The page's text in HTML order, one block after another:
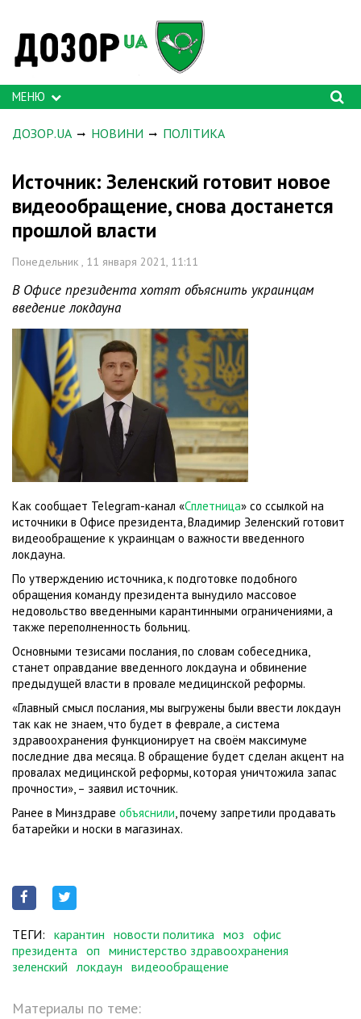
МЕНЮ
ДОЗОР.UA НОВИНИ ПОЛІТИКА
Источник: Зеленский готовит новое
видеообращение, снова достанется
прошлой власти
Понедельник , 11 января 2021, 11:11
В Офисе президента хотят объяснить украинцам
введение локдауна
Как сообщает Telegram-канал «Сплетница» со ссылкой на
источники в Офисе президента, Владимир Зеленский готовит
видеообращение к украинцам о важности введенного
локдауна.
По утверждению источника, к подготовке подобного
обращения команду президента вынудило массовое
недовольство введенными карантинными ограничениями, а
также переполненность больниц.
Основными тезисами послания, по словам собеседника,
станет оправдание введенного локдауна и обвинение
предыдущей власти в провале медицинской реформы.
«Главный смысл послания, мы выгружены были ввести локдаун
так как не знаем, что будет в феврале, а система
здравоохранения функционирует на своём максимуме
последние два месяца. В обращение будет сделан акцент на
провалах медицинской реформы, которая уничтожила запас
прочности», – заявил источник.
Ранее в Минздраве объяснили, почему запретили продавать
батарейки и носки в магазинах.
ТЕГИ: карантин новости политика моз офис
президента оп министерство здравоохранения
зеленский локдаун видеообращение
Материалы по теме: